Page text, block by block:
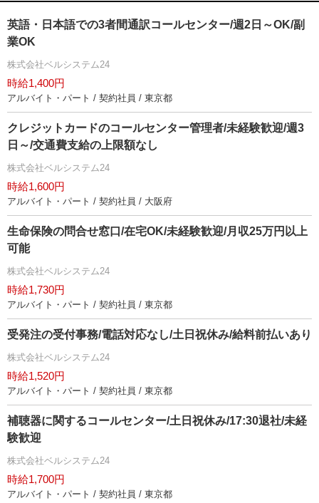
英語・日本語での3者間通訳コールセンター/週2日～OK/副
業OK
株式会社ベルシステム24
時給1,400円
アルバイト・パート / 契約社員 / 東京都
クレジットカードのコールセンター管理者/未経験歓迎/週3
日～/交通費支給の上限額なし
株式会社ベルシステム24
時給1,600円
アルバイト・パート / 契約社員 / 大阪府
生命保険の問合せ窓口/在宅OK/未経験歓迎/月収25万円以上
可能
株式会社ベルシステム24
時給1,730円
アルバイト・パート / 契約社員 / 東京都
受発注の受付事務/電話対応なし/土日祝休み/給料前払いあり
株式会社ベルシステム24
時給1,520円
アルバイト・パート / 契約社員 / 東京都
補聴器に関するコールセンター/土日祝休み/17:30退社/未経
験歓迎
株式会社ベルシステム24
時給1,700円
アルバイト・パート / 契約社員 / 東京都